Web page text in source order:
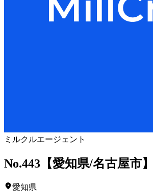
ミルクルエージェント
No.443【愛知県/名古屋市
愛知県